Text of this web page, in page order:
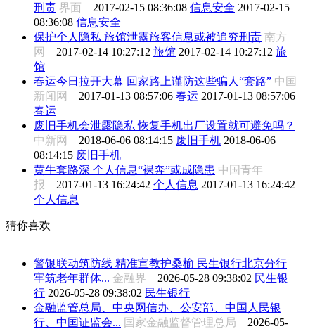
刑责 界面 2017-02-15 08:36:08 信息安全 2017-02-15
08:36:08 信息安全
保护个人隐私 旅馆泄露旅客信息或被追究刑责 南方
网 2017-02-14 10:27:12 旅馆 2017-02-14 10:27:12 旅
馆
春运今日拉开大幕 回家路上谨防这些骗人“套路” 中国
新闻网 2017-01-13 08:57:06 春运 2017-01-13 08:57:06
春运
废旧手机会泄露隐私 恢复手机出厂设置就可避免吗？
中新网 2018-06-06 08:14:15 废旧手机 2018-06-06
08:14:15 废旧手机
黄牛套路深 个人信息“裸奔”或成隐患 中国青年
报 2017-01-13 16:24:42 个人信息 2017-01-13 16:24:42
个人信息
猜你喜欢
警银联动筑防线 精准宣教护桑榆 民生银行北京分行
牢筑老年群体... 金融界 2026-05-28 09:38:02 民生银
行 2026-05-28 09:38:02 民生银行
金融监管总局、中央网信办、公安部、中国人民银
行、中国证监会... 国家金融监督管理总局 2026-05-